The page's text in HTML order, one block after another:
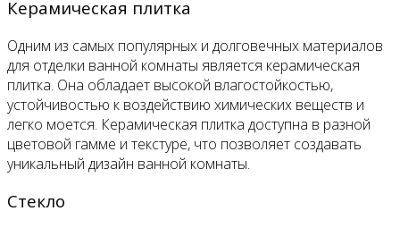
Керамическая плитка
Одним из самых популярных и долговечных материалов
для отделки ванной комнаты является керамическая
плитка. Она обладает высокой влагостойкостью,
устойчивостью к воздействию химических веществ и
легко моется. Керамическая плитка доступна в разной
цветовой гамме и текстуре, что позволяет создавать
уникальный дизайн ванной комнаты.
Стекло